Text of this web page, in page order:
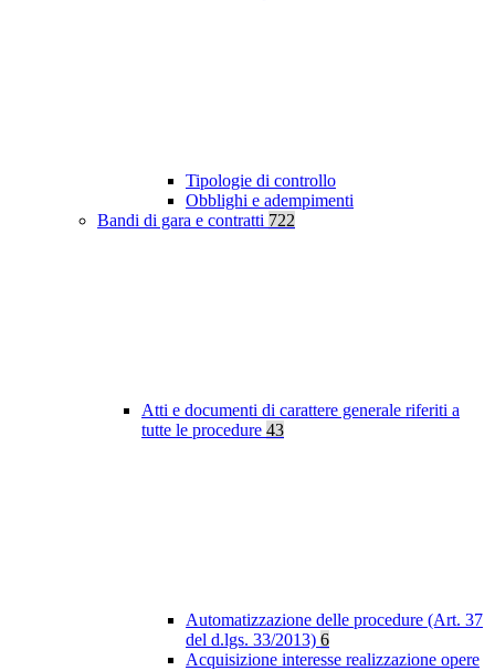
Tipologie di controllo
Obblighi e adempimenti
Bandi di gara e contratti 722
Atti e documenti di carattere generale riferiti a
tutte le procedure 43
Automatizzazione delle procedure (Art. 37
del d.lgs. 33/2013) 6
Acquisizione interesse realizzazione opere